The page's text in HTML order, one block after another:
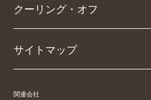
クーリング・オフ
サイトマップ
関連会社